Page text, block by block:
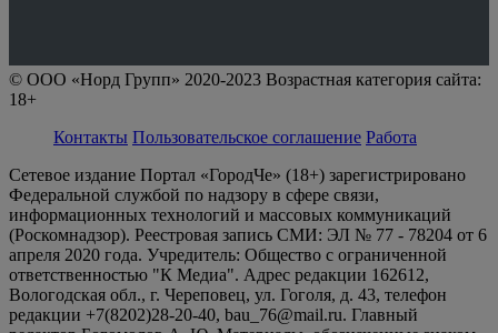
© ООО «Норд Групп» 2020-2023 Возрастная категория сайта:
18+
Контакты Пользовательское соглашение Работа
Сетевое издание Портал «ГородЧе» (18+) зарегистрировано
Федеральной службой по надзору в сфере связи,
информационных технологий и массовых коммуникаций
(Роскомнадзор). Реестровая запись СМИ: ЭЛ № 77 - 78204 от 6
апреля 2020 года. Учредитель: Общество с ограниченной
ответственностью "К Медиа". Адрес редакции 162612,
Вологодская обл., г. Череповец, ул. Гоголя, д. 43, телефон
редакции +7(8202)28-20-40, bau_76@mail.ru. Главный